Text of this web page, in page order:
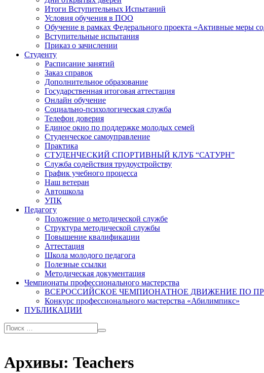
Итоги Вступительных Испытаний
Условия обучения в ПОО
Обучение в рамках Федерального проекта «Активные меры
Вступительные испытания
Приказ о зачислении
Студенту
Расписание занятий
Заказ справок
Дополнительное образование
Государственная итоговая аттестация
Онлайн обучение
Социально-психологическая служба
Телефон доверия
Единое окно по поддержке молодых семей
Студенческое самоуправление
Практика
СТУДЕНЧЕСКИЙ СПОРТИВНЫЙ КЛУБ “САТУРН”
Служба содействия трудоустройству
График учебного процесса
Наш ветеран
Автошкола
УПК
Педагогу
Положение о методической службе
Структура методической службы
Повышение квалификации
Аттестация
Школа молодого педагога
Полезные ссылки
Методическая документация
Чемпионаты профессионального мастерства
ВСЕРОССИЙСКОЕ ЧЕМПИОНАТНОЕ ДВИЖЕНИЕ ПО
Конкурс профессионального мастерства «Абилимпикс»
ПУБЛИКАЦИИ
Архивы: Teachers